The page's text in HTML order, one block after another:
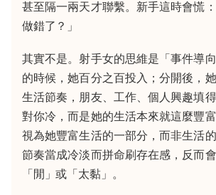
甚至隔一兩天才聯繫。新手這時會慌
做錯了？」
其實不是。射手女的思維是「事件導
的時候，她百分之百投入；分開後，
生活節奏，朋友、工作、個人興趣填
對你冷，而是她的生活本來就這麼豐
視為她豐富生活的一部分，而非生活
節奏當成冷淡而拼命刷存在感，反而
「閒」或「太黏」。